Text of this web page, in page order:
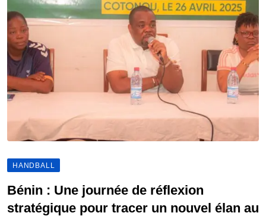
HANDBALL
Bénin : Une journée de réflexion
stratégique pour tracer un nouvel élan au